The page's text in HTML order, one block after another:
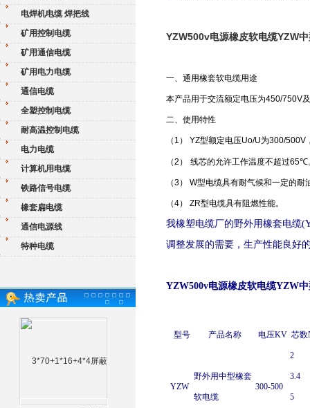
电焊机电缆 焊把线
矿用控制电缆
矿用通信电缆
矿用电力电缆
通信电缆
全塑控制电缆
耐高温控制电缆
电力电缆
计算机用电缆
铁路信号电缆
橡套扁电缆
通信电源线
特种电缆
YZW500v电源橡皮软电缆YZW
一、通用橡套软电缆用途
本产品用于交流额定电压为450/750V
二、使用特性
（ 1 ） YZ型额定电压Uo/U为300/500V
（2 ） 线芯的允许工作温度不超过65℃
（3） W型电缆具有耐气候和一定的耐
（4） ZR型电缆具有阻燃性能。
我橡塑电缆厂的野外用橡套电缆
调整发展的需要，生产性能良好
YZW500v电源橡皮软电缆YZW
型号 产品名称 电压KV 芯数
YZW
野外用中型橡套
软电缆
300-500
2
3.4
5